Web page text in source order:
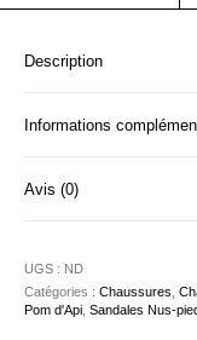
Description
Informations
Avis (0)
UGS : ND
Catégories :Chaussures ,
Pom d'Api ,Sandales Nus-